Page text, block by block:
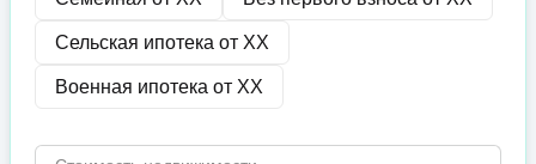
Сельская ипотека от XX
Военная ипотека от XX